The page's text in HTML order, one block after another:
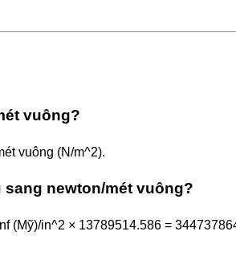
vuông?
vuông (N/m^2).
newton/mét vuông?
(Mỹ)/in^2 × 13789514.586 =